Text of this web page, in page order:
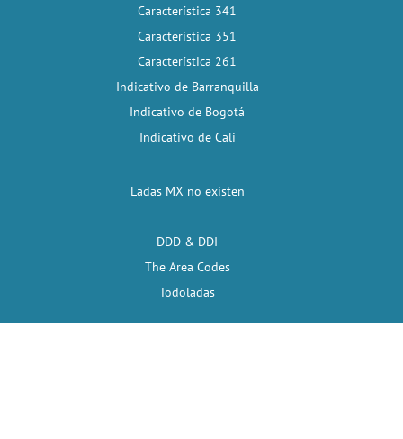
Característica 341
Característica 351
Característica 261
Indicativo de Barranquilla
Indicativo de Bogotá
Indicativo de Cali
Ladas MX no existen
DDD & DDI
The Area Codes
Todoladas